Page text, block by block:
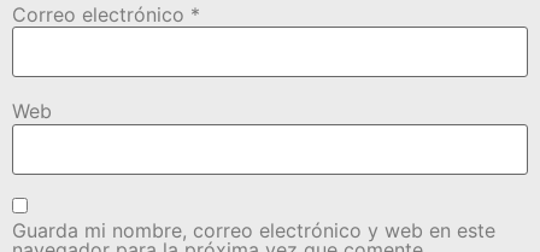
Correo electrónico *
Web
Guarda mi nombre, correo electrónico y web en este